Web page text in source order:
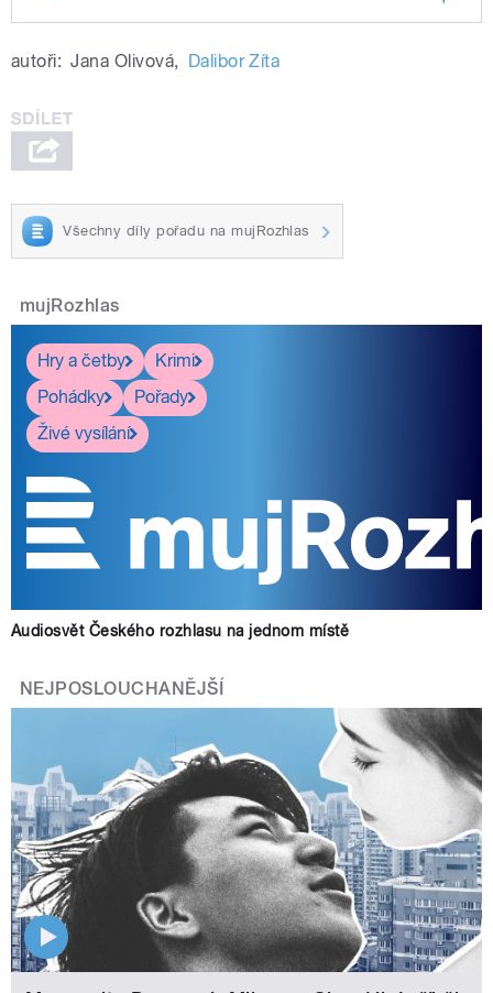
v exkluzivním rozhovoru pro Rádio
pause
encyklopedie Wikipedie Jimmy Wales v
autoři: Jana Olivová, Dalibor Zíta
Všechny díly pořadu na mujRozhlas
mujRozhlas
Hry a četby
Krimi
Pohádky
Pořady
Živé vysílání
Audiosvět Českého rozhlasu na jednom místě
NEJPOSLOUCHANĚJŠÍ